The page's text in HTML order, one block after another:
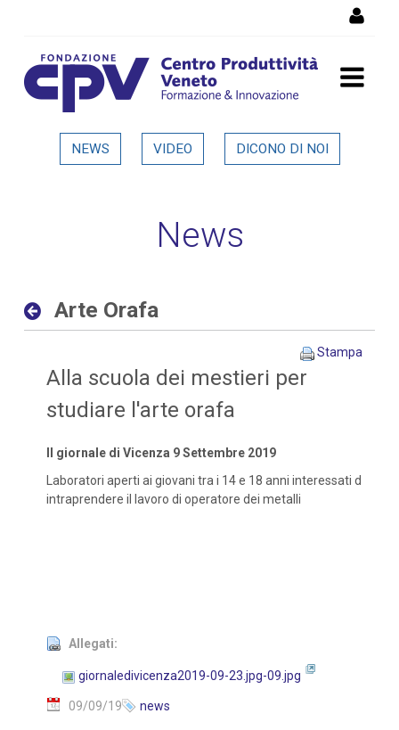
Arte Orafa - Dettaglio in
NEWS VIDEO DICONO DI NOI
News
Arte Orafa
Stampa
Alla scuola dei mestieri per
studiare l'arte orafa
Il giornale di Vicenza 9 Settembre 2019
Laboratori aperti ai giovani tra i 14 e 18 anni interessati d
intraprendere il lavoro di operatore dei metalli
Allegati:
giornaledivicenza2019-09-23.jpg-09.jpg
09/09/19 news